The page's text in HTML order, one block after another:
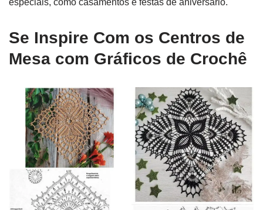
especiais, como casamentos e festas de aniversário.
Se Inspire Com os Centros de
Mesa com Gráficos de Crochê